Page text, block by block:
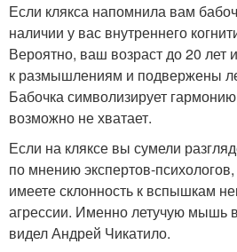
Если клякса напомнила вам
наличии у вас внутреннего
Вероятно, ваш возраст до 20 лет
к размышлениям и подвержены
Бабочка символизирует
возможно не хватает.
Если на кляксе вы сумели
по мнению экспертов-
имеете склонность к вспышкам
агрессии. Именно летучую мышь
видел Андрей Чикатило.